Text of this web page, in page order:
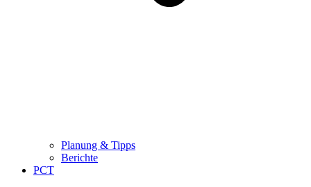
Planung & Tipps
Berichte
PCT